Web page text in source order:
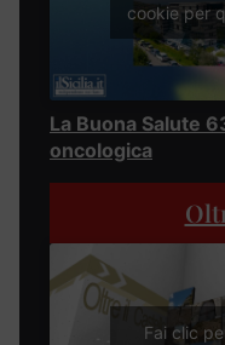
cookie per
La Buona Salute
oncologica
Fai clic